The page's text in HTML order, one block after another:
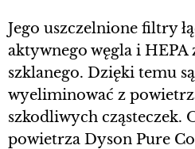
Jego uszczelnione filtry
aktywnego węgla i HEPA
szklanego. Dzięki temu
wyeliminować z
szkodliwych cząsteczek.
powietrza Dyson Pure